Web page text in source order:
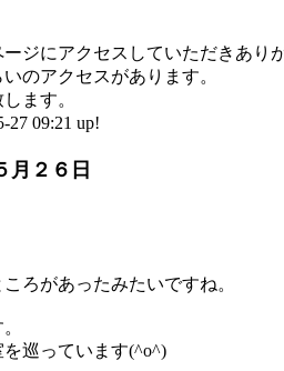
ジにアクセスしていただきあり
のアクセスがあります。
ます。
09:21 up!
月２６日
ろがあったみたいですね。
巡っています(^o^)